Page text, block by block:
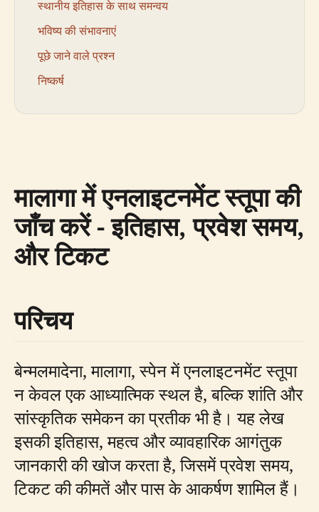
स्थानीय इतिहास के साथ समन्वय
भविष्य की संभावनाएं
पूछे जाने वाले प्रश्न
निष्कर्ष
मालागा में एनलाइटनमेंट स्तूपा की
जाँच करें - इतिहास, प्रवेश समय,
और टिकट
परिचय
बेन्मलमादेना, मालागा, स्पेन में एनलाइटनमेंट स्तूपा
न केवल एक आध्यात्मिक स्थल है, बल्कि शांति और
सांस्कृतिक समेकन का प्रतीक भी है। यह लेख
इसकी इतिहास, महत्व और व्यावहारिक आगंतुक
जानकारी की खोज करता है, जिसमें प्रवेश समय,
टिकट की कीमतें और पास के आकर्षण शामिल हैं।